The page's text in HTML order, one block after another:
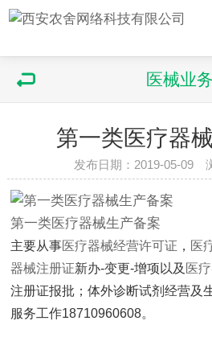
医械业务
第一类医疗器
发布日期：2019-05-09
第一类医疗器械生产备案
主要从事医疗器械经营许可证 ， 医
器械注册证新办-变更-增项以及 医
注册证报批；体外诊断试剂经营及
服务工作18710960608。